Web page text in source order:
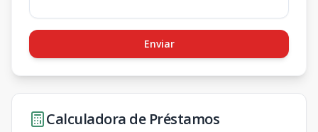
Enviar
Calculadora de Préstamos